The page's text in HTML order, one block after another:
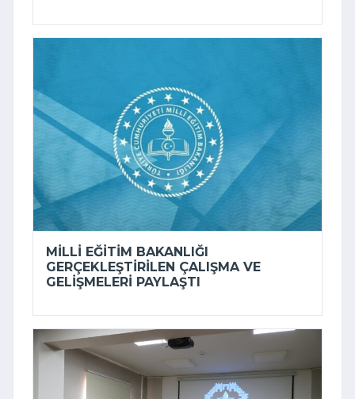
MILLI EĞITIM BAKANLIĞI
GERÇEKLEŞTIRILEN ÇALIŞMA VE
GELIŞMELERI PAYLAŞTI